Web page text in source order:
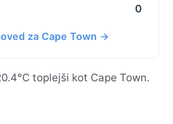
0
za Cape Town →
toplejši kot Cape Town.